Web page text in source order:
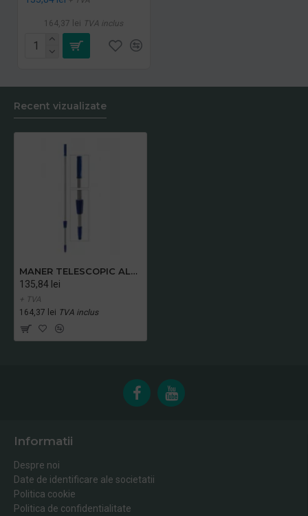
164,37 lei TVA inclus
Recent vizualizate
MANER TELESCOPIC ALUMINIU 2 PCS x 1.50 M ( 3 M ), BLUE GRIP
135,84 lei
+ TVA
164,37 lei TVA inclus
Informatii
Despre noi
Date de identificare ale societatii
Politica cookie
Politica de confidentialitate